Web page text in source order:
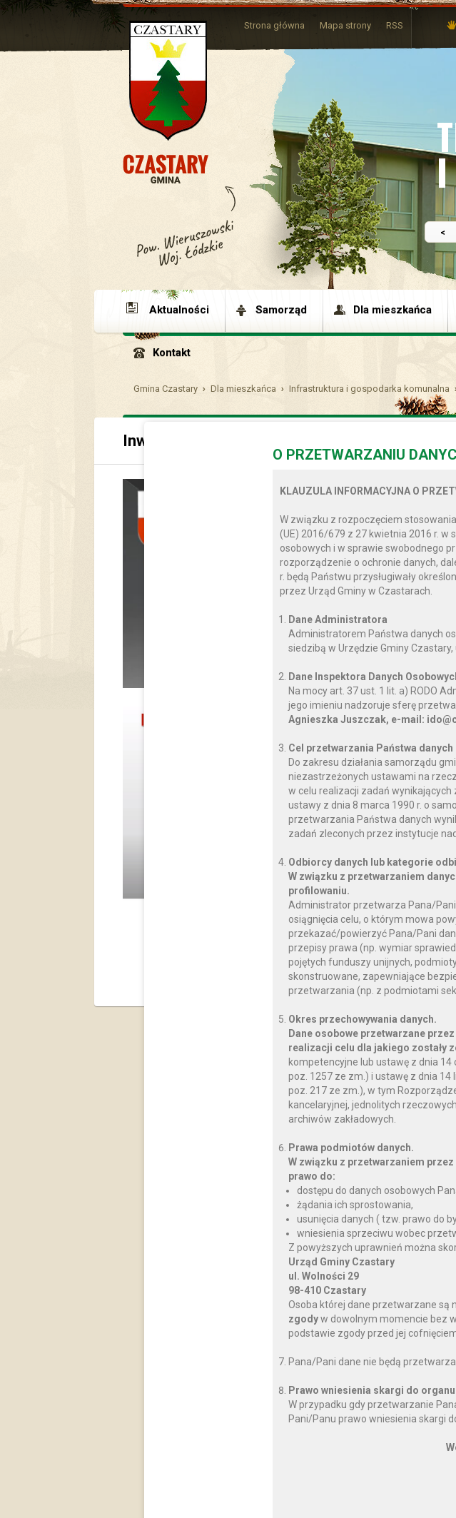
<
Strona główna Mapa strony RSS
I
Aktualności Samorząd Dla mieszkańca
Kontakt
Gmina Czastary Dla mieszkańca Infrastruktura i gospodarka komunalna
Inwestycje gminne 2013 - 2017
O PRZETWARZANIU
KLAUZULA INFORMACYJNA O
W związku z rozpoczęciem
(UE) 2016/679 z 27 kwietnia 2016 r.
osobowych i w sprawie swobodnego
rozporządzenie o ochronie danych,
r. będą Państwu przysługiwały
przez Urząd Gminy w Czastarach.
Dane Administratora
Administratorem Państwa danych
siedzibą w Urzędzie Gminy
Dane Inspektora Danych
Na mocy art. 37 ust. 1 lit. a) RODO
jego imieniu nadzoruje sferę
Agnieszka Juszczak, e-mail:
Cel przetwarzania Państwa
Do zakresu działania samorządu
niezastrzeżonych ustawami na
w celu realizacji zadań
ustawy z dnia 8 marca 1990 r. o
przetwarzania Państwa danych
zadań zleconych przez instytucje
Odbiorcy danych lub kategorie
W związku z przetwarzaniem
profilowaniu.
Administrator przetwarza Pana/
osiągnięcia celu, o którym mowa
przekazać/powierzyć Pana/Pani
przepisy prawa (np. wymiar
pojętych funduszy unijnych,
skonstruowane, zapewniające
przetwarzania (np. z podmiotami
Okres przechowywania danych.
Dane osobowe przetwarzane
realizacji celu dla jakiego zostały
kompetencyjne lub ustawę z dnia 14
poz. 1257 ze zm.) i ustawę z dnia 14
poz. 217 ze zm.), w tym
kancelaryjnej, jednolitych
archiwów zakładowych.
Prawa podmiotów danych.
W związku z przetwarzaniem
prawo do:
dostępu do danych osobowych
żądania ich sprostowania,
usunięcia danych ( tzw. prawo do
wniesienia sprzeciwu wobec
Z powyższych uprawnień można
Urząd Gminy Czastary
ul. Wolności 29
98-410 Czastary
Osoba której dane przetwarzane są
zgodyw dowolnym momencie bez
podstawie zgody przed jej
Pana/Pani dane nie będą
Prawo wniesienia skargi do
W przypadku gdy przetwarzanie
Pani/Panu prawo wniesienia skargi